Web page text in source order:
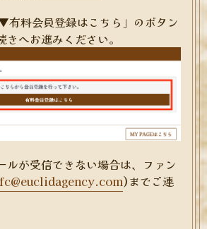
料会員登録はこちら」のボタン
きへお進みください。
が受信できない場合は、ファン
)までご連